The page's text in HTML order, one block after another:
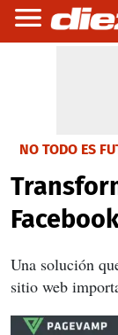
NO TODO ES
Una solución
sitio web